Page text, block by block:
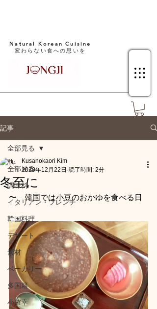
Natural Korean Cuisine​
変わらない食への思いを
記事
全部見る
調味料
イタリアン・フレンチ
韓国料理
デザート
素材
ベーカリー
多国籍
小確幸
全部見る
冬至に
Kusanokaori Kim
2020年12月22日 読了時間: 2分
〜　韓国では小豆のおかゆを食べる日